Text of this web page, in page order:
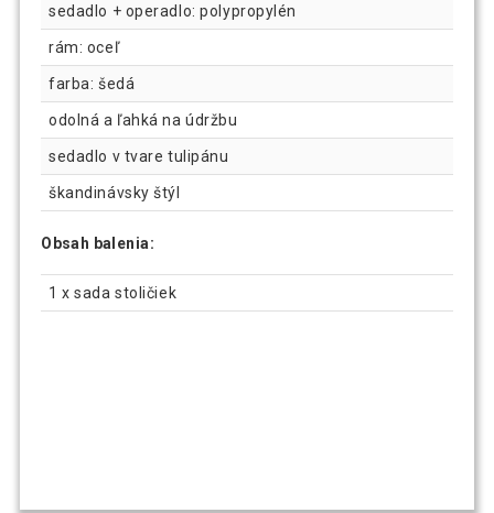
sedadlo + operadlo: polypropylén
rám: oceľ
farba: šedá
odolná a ľahká na údržbu
sedadlo v tvare tulipánu
škandinávsky štýl
Obsah balenia:
1 x sada stoličiek